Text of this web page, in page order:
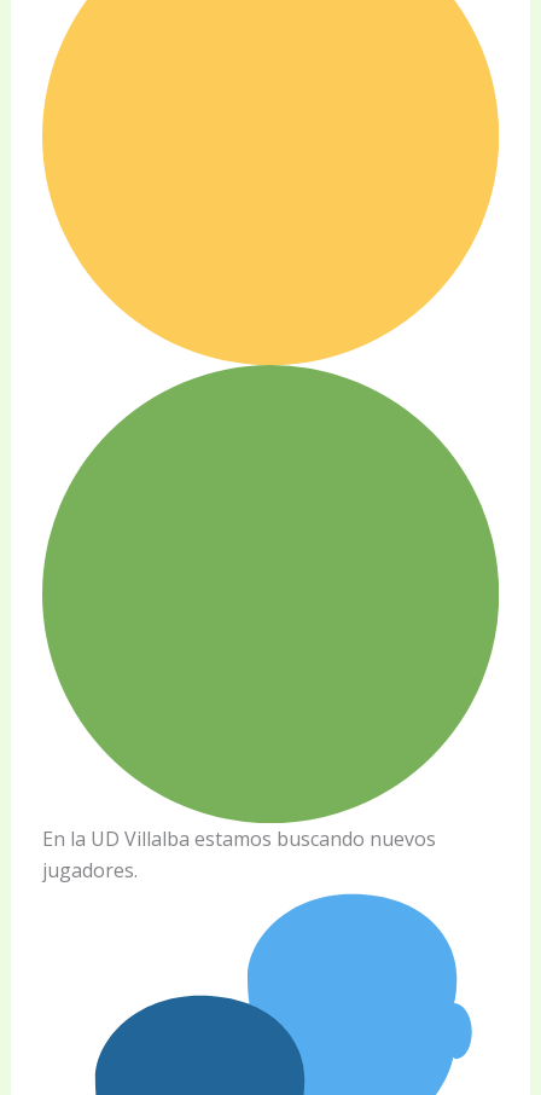
En la UD Villalba estamos buscando nuevos
jugadores.